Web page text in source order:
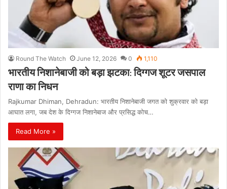
Round The Watch June 12, 2026 0 1,110
भारतीय निशानेबाजी को बड़ा झटका: दिग्गज शूटर जसपाल
राणा का निधन
Rajkumar Dhiman, Dehradun: भारतीय निशानेबाजी जगत को शुक्रवार को बड़ा
आघात लगा, जब देश के दिग्गज निशानेबाज और प्रसिद्ध कोच…
Read More »